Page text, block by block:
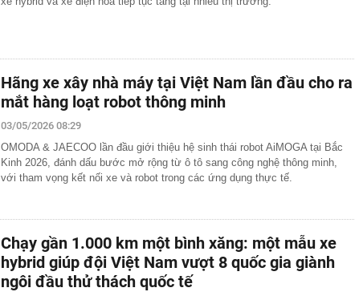
Hãng xe xây nhà máy tại Việt Nam lần đầu cho ra
mắt hàng loạt robot thông minh
03/05/2026 08:29
OMODA & JAECOO lần đầu giới thiệu hệ sinh thái robot AiMOGA tại Bắc
Kinh 2026, đánh dấu bước mở rộng từ ô tô sang công nghệ thông minh,
với tham vọng kết nối xe và robot trong các ứng dụng thực tế.
Chạy gần 1.000 km một bình xăng: một mẫu xe
hybrid giúp đội Việt Nam vượt 8 quốc gia giành
ngôi đầu thử thách quốc tế